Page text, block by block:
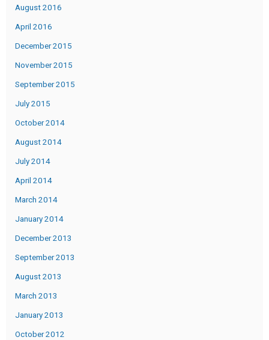
August 2016
April 2016
December 2015
November 2015
September 2015
July 2015
October 2014
August 2014
July 2014
April 2014
March 2014
January 2014
December 2013
September 2013
August 2013
March 2013
January 2013
October 2012